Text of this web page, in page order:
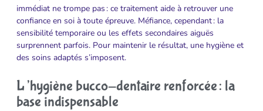
immédiat ne trompe pas : ce traitement aide à retrouver une
confiance en soi à toute épreuve. Méfiance, cependant : la
sensibilité temporaire ou les effets secondaires aiguës
surprennent parfois. Pour maintenir le résultat, une hygiène et
des soins adaptés s’imposent.
L’hygiène bucco-dentaire renforcée : la
base indispensable